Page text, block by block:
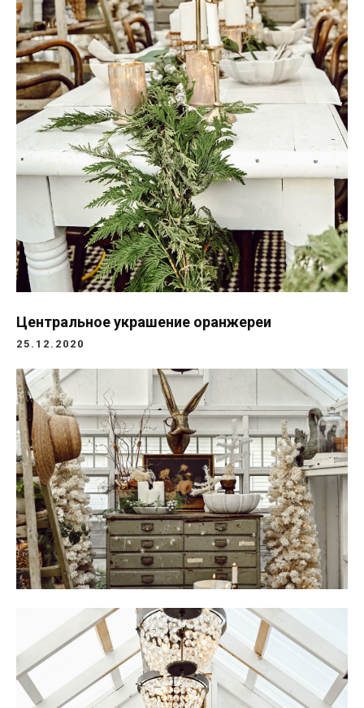
Центральное украшение оранжереи
25.12.2020